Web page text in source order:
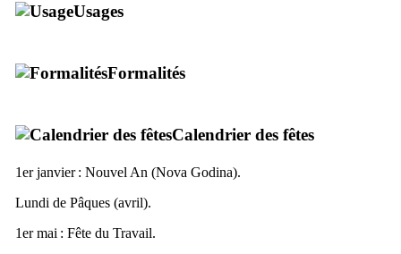
Usages
Formalités
Calendrier des fêtes
1er janvier : Nouvel An (Nova Godina).
Lundi de Pâques (avril).
1er mai : Fête du Travail.